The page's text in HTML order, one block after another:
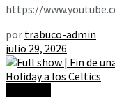
https://
por trabuco-admin
julio 29, 2026